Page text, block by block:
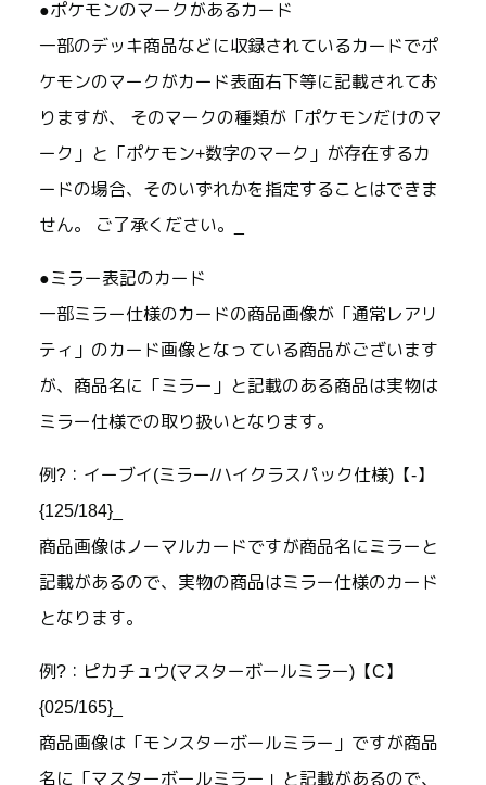
●ポケモンのマークがあるカード
一部のデッキ商品などに収録されているカードでポ
ケモンのマークがカード表面右下等に記載されてお
りますが、 そのマークの種類が「ポケモンだけのマ
ーク」と「ポケモン+数字のマーク」が存在するカ
ードの場合、そのいずれかを指定することはできま
せん。 ご了承ください。_
●ミラー表記のカード
一部ミラー仕様のカードの商品画像が「通常レアリ
ティ」のカード画像となっている商品がございます
が、商品名に「ミラー」と記載のある商品は実物は
ミラー仕様での取り扱いとなります。
例?：イーブイ(ミラー/ハイクラスパック仕様)【-】
{125/184}_
商品画像はノーマルカードですが商品名にミラーと
記載があるので、実物の商品はミラー仕様のカード
となります。
例?：ピカチュウ(マスターボールミラー)【C】
{025/165}_
商品画像は「モンスターボールミラー」ですが商品
名に「マスターボールミラー」と記載があるので、